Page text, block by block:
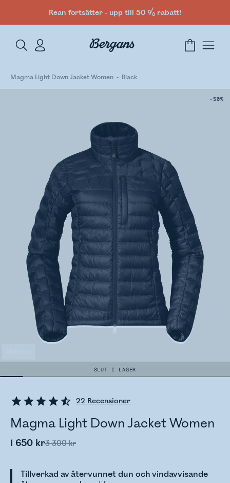
Rean fortsätter - upp till 50 % rabatt!
Magma Light Down Jacket Women Black
-50%
SLUT I LAGER
22 Recensioner
Magma Light Down Jacket Women
1 650 kr3 300 kr
Tillverkad av återvunnet dun och vindavvisande